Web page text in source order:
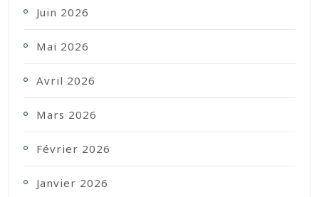
Juin 2026
Mai 2026
Avril 2026
Mars 2026
Février 2026
Janvier 2026